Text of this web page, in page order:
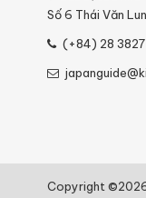
Số 6 Thái Văn
(+84) 28 3827
Copyright ©2026